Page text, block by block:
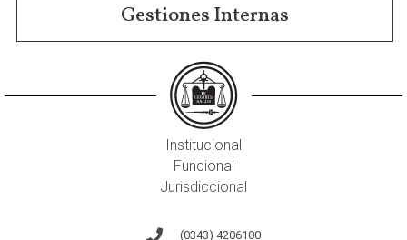
Gestiones Internas
Institucional
Funcional
Jurisdiccional
(0343) 4206100